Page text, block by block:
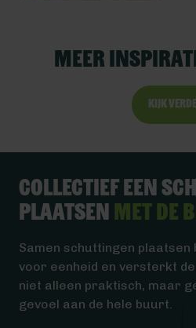
Meer
Kijk
Collectief een
plaatsen met de
Samen schuttingen
voor eenheid en versterkt
niet alleen praktisch, maar
gevoel aan de hele buurt.